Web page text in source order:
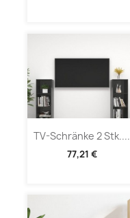
TV-Schränke 2 Stk....
77,21 €